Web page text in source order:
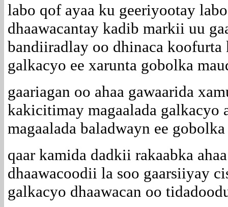
labo qof ayaa ku geeriyootay
dhaawacantay kadib markii uu
bandiiradlay oo dhinaca koofurta
galkacyo ee xarunta gobolka
gaariagan oo ahaa gawaarida
kakicitimay magaalada galkacyo
magaalada baladwayn ee
qaar kamida dadkii rakaabka
dhaawacoodii la soo gaarsiiyay
galkacyo dhaawacan oo